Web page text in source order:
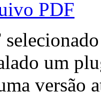
PDF
um
versão